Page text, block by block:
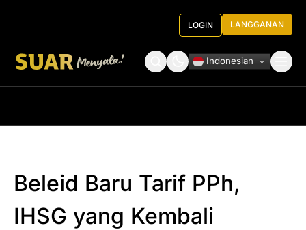
LOGIN LANGGANAN
Indonesian
Beleid Baru Tarif PPh,
IHSG yang Kembali